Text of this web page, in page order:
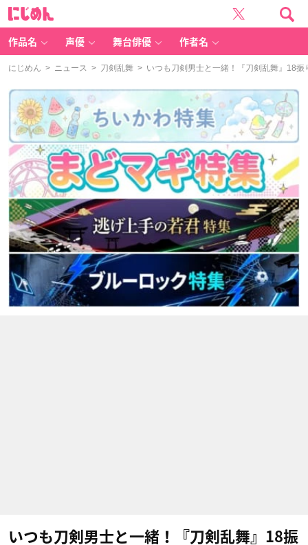
作品名 声優 舞台俳優 作者名
にじめん > ニュース > 刀剣乱舞 > いつも刀剣男士と一緒！『刀剣乱舞』18
いつも刀剣男士と一緒！『刀剣乱舞』18振